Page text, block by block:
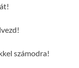
számodra!